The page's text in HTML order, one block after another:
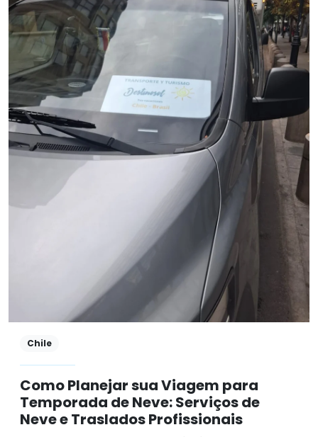
Chile
Como Planejar sua Viagem para
Temporada de Neve: Serviços de
Neve e Traslados Profissionais